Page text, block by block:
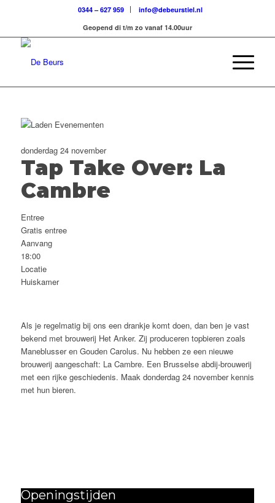
0344 – 627 959
info@debeurstiel.nl
Geopend di t/m zo vanaf 14.00uur
donderdag 24 november
Tap Take Over: La
Cambre
Entree
Gratis entree
Aanvang
18:00
Locatie
Huiskamer
Als je regelmatig bij ons een drankje komt doen, dan ben je vast
bekend met brouwerij Het Anker. Zij produceren topbieren zoals
Maneblusser en Gouden Carolus. Nu hebben ze een nieuwe
brouwerij aangeschaft: La Cambre. Een Brusselse abdij-brouwerij
met een rijke geschiedenis. Maak donderdag 24 november kennis
met hun bieren.
Openingstijden